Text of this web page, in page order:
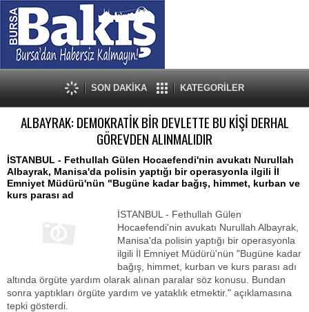
SON DAKİKA KATEGORİLER
ALBAYRAK: DEMOKRATİK BİR DEVLETTE BU KİŞİ DERHAL
GÖREVDEN ALINMALIDIR
İSTANBUL - Fethullah Gülen Hocaefendi'nin avukatı Nurullah
Albayrak, Manisa'da polisin yaptığı bir operasyonla ilgili İl
Emniyet Müdürü'nün "Bugüne kadar bağış, himmet, kurban ve
kurs parası ad
İSTANBUL - Fethullah Gülen
Hocaefendi'nin avukatı Nurullah Albayrak,
Manisa'da polisin yaptığı bir operasyonla
ilgili İl Emniyet Müdürü'nün "Bugüne kadar
bağış, himmet, kurban ve kurs parası adı
altında örgüte yardım olarak alınan paralar söz konusu. Bundan
sonra yaptıkları örgüte yardım ve yataklık etmektir." açıklamasına
tepki gösterdi.